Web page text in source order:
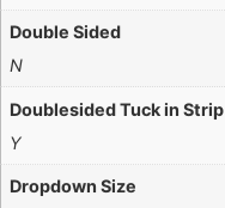
Double Sided
N
Doublesided Tuck in Strip
Y
Dropdown Size